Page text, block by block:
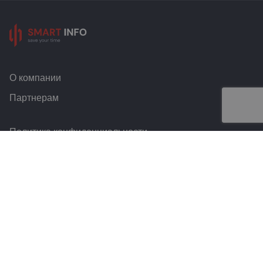
О компании
Партнерам
Политика конфиденциальности